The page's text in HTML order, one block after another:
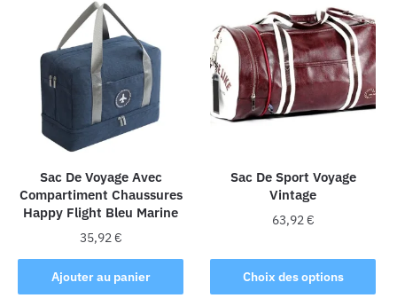
Sac De Voyage Avec
Compartiment Chaussures
Happy Flight Bleu Marine
35,92€
Ajouter au panier
Sac De Sport Voyage
Vintage
63,92€
Choix des options
produit
a